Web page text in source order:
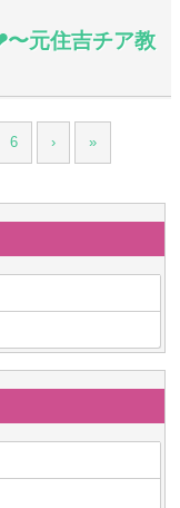
元住吉チア教
6 › »